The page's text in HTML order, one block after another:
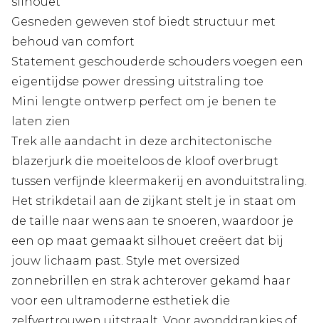
Gesneden geweven stof biedt structuur met
behoud van comfort
Statement geschouderde schouders voegen een
eigentijdse power dressing uitstraling toe
Mini lengte ontwerp perfect om je benen te
laten zien
Trek alle aandacht in deze architectonische
blazerjurk die moeiteloos de kloof overbrugt
tussen verfijnde kleermakerij en avonduitstraling.
Het strikdetail aan de zijkant stelt je in staat om
de taille naar wens aan te snoeren, waardoor je
een op maat gemaakt silhouet creëert dat bij
jouw lichaam past. Style met oversized
zonnebrillen en strak achterover gekamd haar
voor een ultramoderne esthetiek die